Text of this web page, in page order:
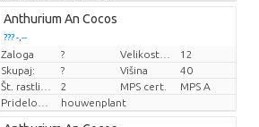
Anthurium An Cocos
??? -,--
Cena za kos
Zaloga ?
12
Skupaj:
? Višina
40
2 MPS cert.
MPS A
houwenplant